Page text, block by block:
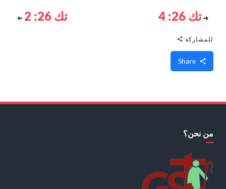
تك 26: 4 تك 26: 2
للمشاركة
من نحن؟